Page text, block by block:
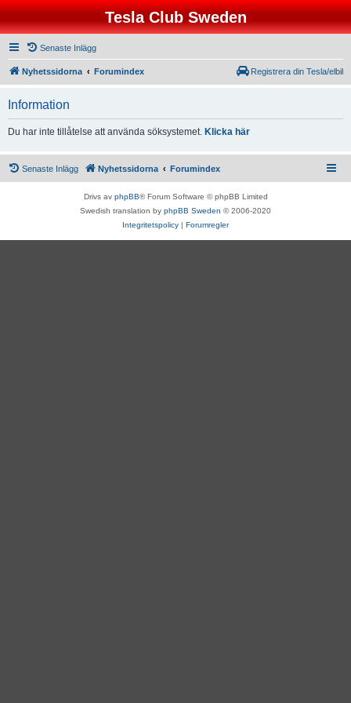
Tesla Club Sweden
Senaste Inlägg
Nyhetssidorna Forumindex Registrera din Tesla/elbil
Information
Du har inte tillåtelse att använda söksystemet. Klicka här
Senaste Inlägg Nyhetssidorna Forumindex
Drivs av phpBB® Forum Software © phpBB Limited
Swedish translation by phpBB Sweden © 2006-2020
Integritetspolicy | Forumregler